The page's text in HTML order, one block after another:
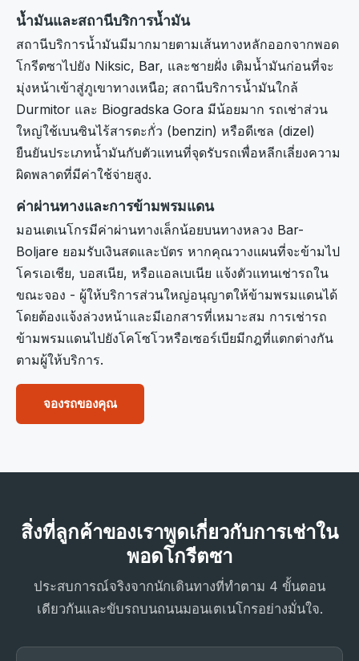
น้ำมันและสถานีบริการน้ำมัน
สถานีบริการน้ำมันมีมากมายตามเส้นทางหลักออกจากพอด
โกรีตซาไปยัง Niksic, Bar, และชายฝั่ง เติมน้ำมันก่อนที่จะ
มุ่งหน้าเข้าสู่ภูเขาทางเหนือ; สถานีบริการน้ำมันใกล้
Durmitor และ Biogradska Gora มีน้อยมาก รถเช่าส่วน
ใหญ่ใช้เบนซินไร้สารตะกั่ว (benzin) หรือดีเซล (dizel)
ยืนยันประเภทน้ำมันกับตัวแทนที่จุดรับรถเพื่อหลีกเลี่ยงความ
ผิดพลาดที่มีค่าใช้จ่ายสูง.
ค่าผ่านทางและการข้ามพรมแดน
มอนเตเนโกรมีค่าผ่านทางเล็กน้อยบนทางหลวง Bar-
Boljare ยอมรับเงินสดและบัตร หากคุณวางแผนที่จะข้ามไป
โครเอเชีย, บอสเนีย, หรือแอลเบเนีย แจ้งตัวแทนเช่ารถใน
ขณะจอง - ผู้ให้บริการส่วนใหญ่อนุญาตให้ข้ามพรมแดนได้
โดยต้องแจ้งล่วงหน้าและมีเอกสารที่เหมาะสม การเช่ารถ
ข้ามพรมแดนไปยังโคโซโวหรือเซอร์เบียมีกฎที่แตกต่างกัน
ตามผู้ให้บริการ.
จองรถของคุณ
สิ่งที่ลูกค้าของเราพูดเกี่ยวกับการเช่าใน
พอดโกรีตซา
ประสบการณ์จริงจากนักเดินทางที่ทำตาม 4 ขั้นตอน
เดียวกันและขับรถบนถนนมอนเตเนโกรอย่างมั่นใจ.